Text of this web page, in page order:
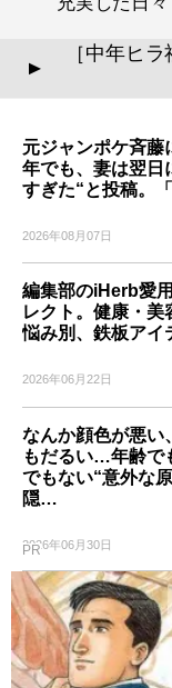
▲
［中年ヒ
元ジャンポケ斉藤
年でも、妻は翌日
すぎた“と投稿。
2026年08月07日
編集部のiHerb愛
レクト。健康・美
悩み別、鉄板ア
2026年06月22日
なんか顔色が悪い
もだるい…年齢で
でもない“意外な
隠…
2026年06月30日
PR